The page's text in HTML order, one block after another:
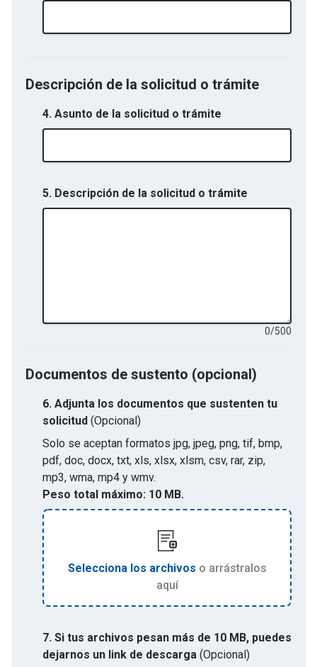
Descripción de la solicitud o trámite
4. Asunto de la solicitud o trámite
5. Descripción de la solicitud o trámite
0/500
Documentos de sustento (opcional)
6. Adjunta los documentos que sustenten tu
solicitud (Opcional)
Solo se aceptan formatos jpg, jpeg, png, tif, bmp,
pdf, doc, docx, txt, xls, xlsx, xlsm, csv, rar, zip,
mp3, wma, mp4 y wmv.
Peso total máximo: 10 MB.
Selecciona los archivos o arrástralos
aquí
7. Si tus archivos pesan más de 10 MB, puedes
dejarnos un link de descarga (Opcional)